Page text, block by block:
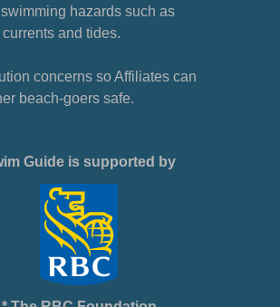
hazards such as
and tides.
concerns so Affiliates can
beach-goers safe.
Guide is supported by